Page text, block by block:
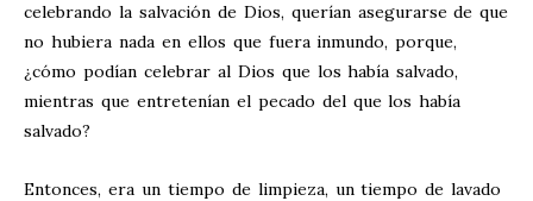
celebrando la salvación de Dios, querían asegurarse de que
no hubiera nada en ellos que fuera inmundo, porque,
¿cómo podían celebrar al Dios que los había salvado,
mientras que entretenían el pecado del que los había
salvado?
Entonces, era un tiempo de limpieza, un tiempo de lavado